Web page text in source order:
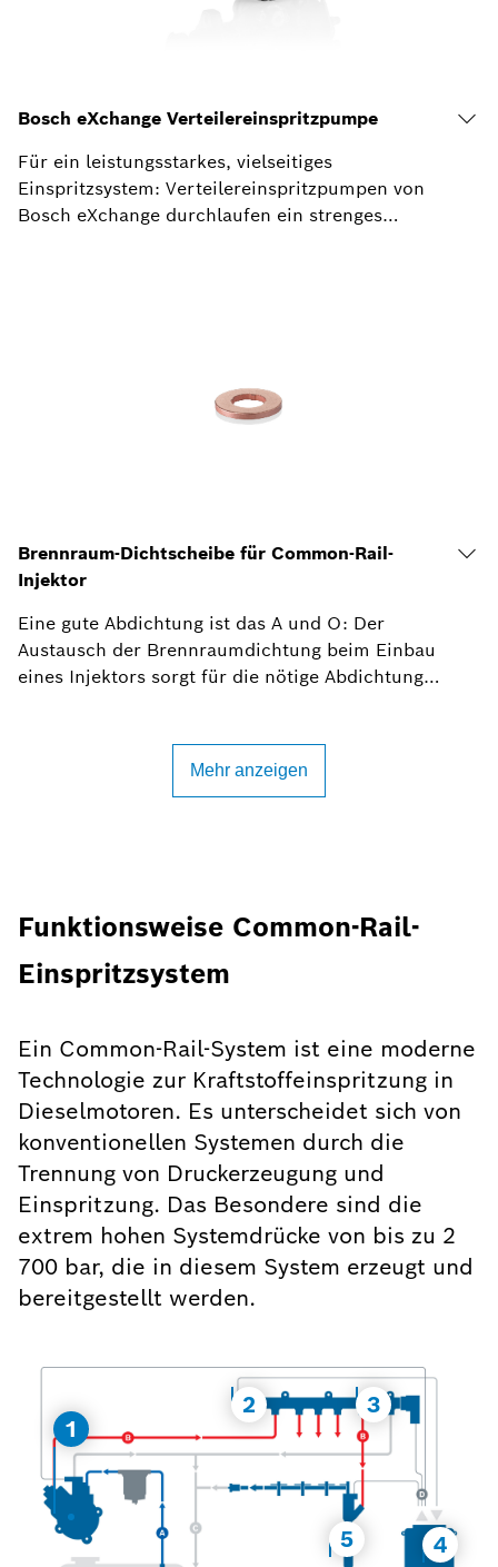
Funktionsweise Common-Rail-
Einspritzsystem
Ein Common-Rail-System ist eine moderne
Technologie zur Kraftstoffeinspritzung in
Dieselmotoren. Es unterscheidet sich von
konventionellen Systemen durch die
Trennung von Druckerzeugung und
Einspritzung. Das Besondere sind die
extrem hohen Systemdrücke von bis zu 2
700 bar, die in diesem System erzeugt und
bereitgestellt werden.
1
2 3
4
5